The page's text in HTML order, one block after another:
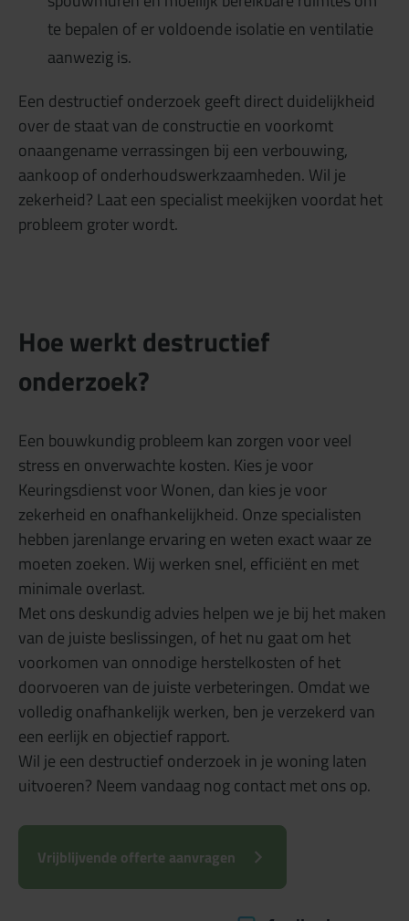
te bepalen of er voldoende isolatie en ventilatie
aanwezig is.
Een destructief onderzoek geeft direct duidelijkheid
over de staat van de constructie en voorkomt
onaangename verrassingen bij een verbouwing,
aankoop of onderhoudswerkzaamheden. Wil je
zekerheid? Laat een specialist meekijken voordat het
probleem groter wordt.
Hoe werkt destructief
onderzoek?
Een bouwkundig probleem kan zorgen voor veel
stress en onverwachte kosten. Kies je voor
Keuringsdienst voor Wonen, dan kies je voor
zekerheid en onafhankelijkheid. Onze specialisten
hebben jarenlange ervaring en weten exact waar ze
moeten zoeken. Wij werken snel, efficiënt en met
minimale overlast.
Met ons deskundig advies helpen we je bij het maken
van de juiste beslissingen, of het nu gaat om het
voorkomen van onnodige herstelkosten of het
doorvoeren van de juiste verbeteringen. Omdat we
volledig onafhankelijk werken, ben je verzekerd van
een eerlijk en objectief rapport.
Wil je een destructief onderzoek in je woning laten
uitvoeren? Neem vandaag nog contact met ons op.
Vrijblijvende offerte aanvragen